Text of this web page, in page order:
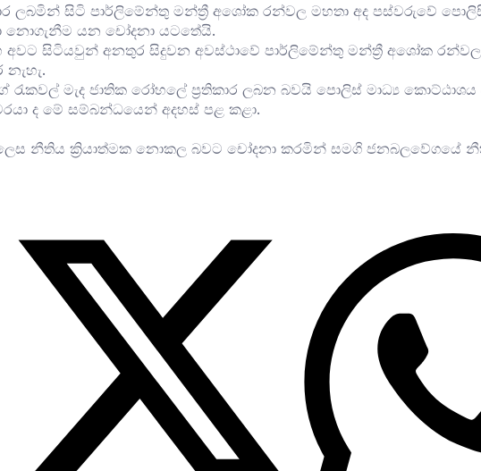
ලබමින් සිටි පාර්ලිමේන්තු මන්ත්‍රී අශෝක රන්වල මහතා අද පස්වරුවේ
නොගැනීම යන චෝදනා යටතේයි.
අවට සිටියවුන් අනතුර සිදුවන අවස්ථාවේ පාර්ලිමේන්තු මන්ත්‍රී අශෝක
මැද ජාතික රෝහලේ ප්‍රතිකාර ලබන බවයි පොලිස් මාධ්‍ය
‍ද මේ සම්බන්ධයෙන් අදහස් පළ කළා.
නීතිය ක්‍රියාත්මක නොකල බවට ‍චෝදනා කරමින් සමගි ජනබලවේගයේ